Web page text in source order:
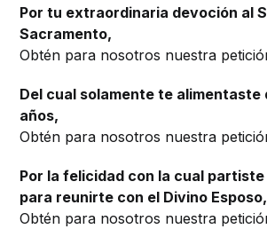
Por tu extraordinaria devoción al
Sacramento,
Obtén para nosotros nuestra
Del cual solamente te
años,
Obtén para nosotros nuestra
Por la felicidad con la cual
para reunirte con el Divino Esposo,
Obtén para nosotros nuestra